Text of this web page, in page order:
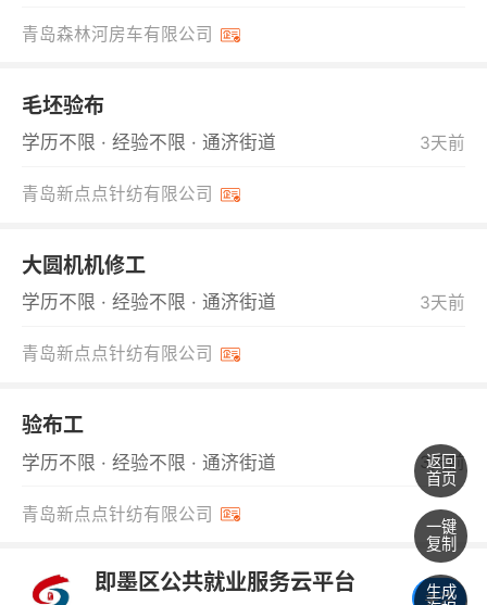
青岛森林河房车有限公司
毛坯验布
学历不限 · 经验不限 · 通济街道 3天前
青岛新点点针纺有限公司
大圆机机修工
学历不限 · 经验不限 · 通济街道 3天前
青岛新点点针纺有限公司
验布工
学历不限 · 经验不限 · 通济街道 3天前
青岛新点点针纺有限公司
即墨区公共就业服务云平台
关注
返回
首页
一键
复制
生成